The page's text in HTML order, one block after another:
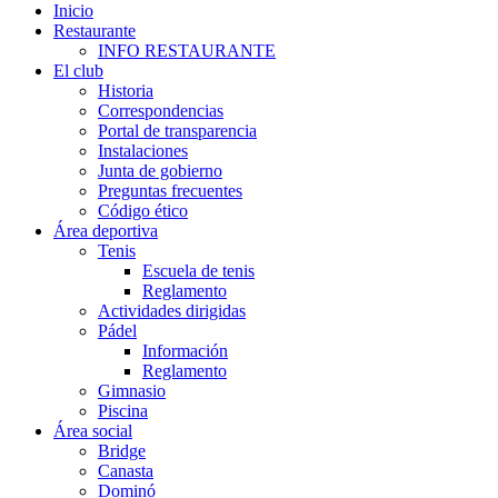
Inicio
Restaurante
INFO RESTAURANTE
El club
Historia
Correspondencias
Portal de transparencia
Instalaciones
Junta de gobierno
Preguntas frecuentes
Código ético
Área deportiva
Tenis
Escuela de tenis
Reglamento
Actividades dirigidas
Pádel
Información
Reglamento
Gimnasio
Piscina
Área social
Bridge
Canasta
Dominó